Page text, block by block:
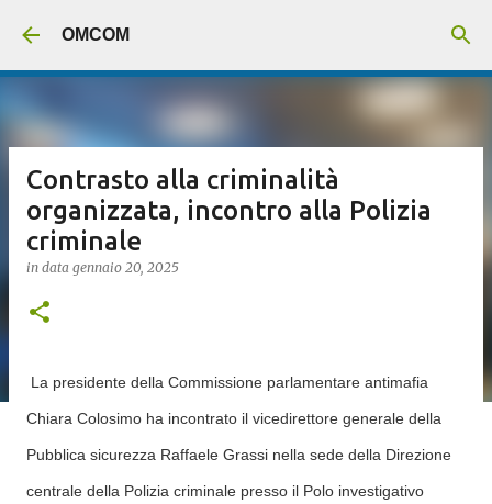
OMCOM
Contrasto alla criminalità
organizzata, incontro alla Polizia
criminale
in data gennaio 20, 2025
La presidente della Commissione parlamentare antimafia
Chiara Colosimo ha incontrato il vicedirettore generale della
Pubblica sicurezza Raffaele Grassi nella sede della Direzione
centrale della Polizia criminale presso il Polo investigativo